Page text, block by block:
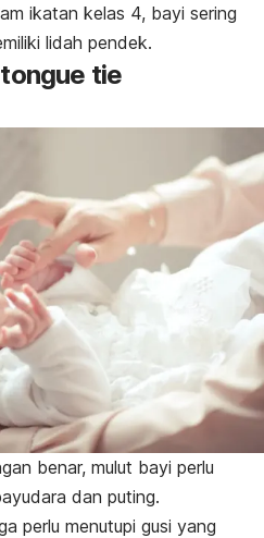
ikatan kelas 4, bayi sering
lidah pendek.
tongue tie
benar, mulut bayi perlu
dan puting.
perlu menutupi gusi yang